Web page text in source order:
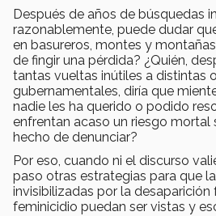
Después de años de búsquedas
razonablemente, puede dudar
en basureros, montes y
de fingir una pérdida? ¿Quién,
tantas vueltas inútiles a distintas
gubernamentales, diría que
nadie les ha querido o podido
enfrentan acaso un riesgo
hecho de denunciar?
Por eso, cuando ni el discurso
paso otras estrategias para que
invisibilizadas por la desaparición
feminicidio puedan ser vistas y